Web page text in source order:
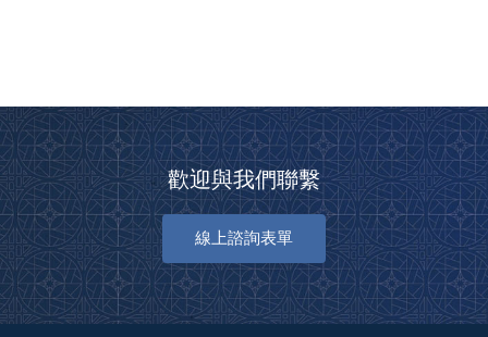
歡迎與我們聯繫
線上諮詢表單